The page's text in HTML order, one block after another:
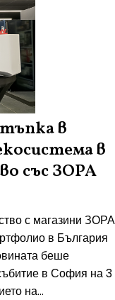
в
в
със ЗОРА
с магазини ЗОРА
в България
беше
в София на 3
на...